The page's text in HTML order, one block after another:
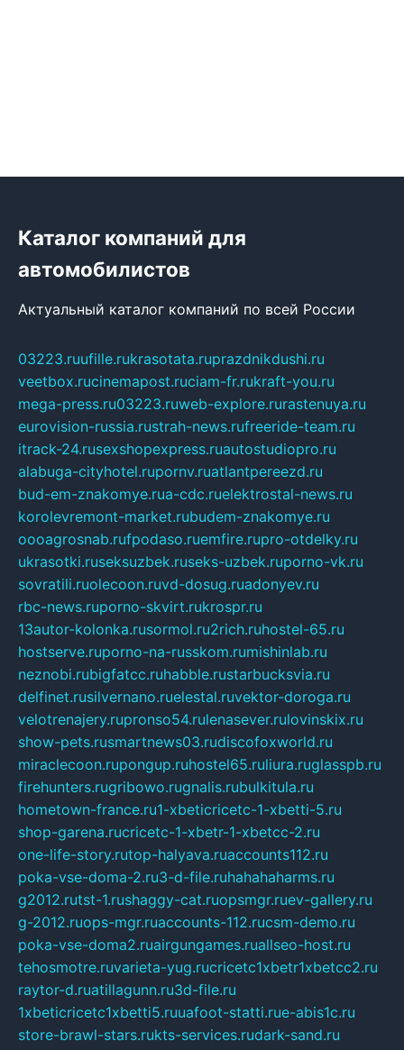
Каталог компаний для
автомобилистов
Актуальный каталог компаний по всей России
03223.ruufille.rukrasotata.ruprazdnikdushi.ru
veetbox.rucinemapost.ruciam-fr.rukraft-you.ru
mega-press.ru03223.ruweb-explore.rurastenuya.ru
eurovision-russia.rustrah-news.rufreeride-team.ru
itrack-24.rusexshopexpress.ruautostudiopro.ru
alabuga-cityhotel.rupornv.ruatlantpereezd.ru
bud-em-znakomye.rua-cdc.ruelektrostal-news.ru
korolevremont-market.rubudem-znakomye.ru
oooagrosnab.rufpodaso.ruemfire.rupro-otdelky.ru
ukrasotki.ruseksuzbek.ruseks-uzbek.ruporno-vk.ru
sovratili.ruolecoon.ruvd-dosug.ruadonyev.ru
rbc-news.ruporno-skvirt.rukrospr.ru
13autor-kolonka.rusormol.ru2rich.ruhostel-65.ru
hostserve.ruporno-na-russkom.rumishinlab.ru
neznobi.rubigfatcc.ruhabble.rustarbucksvia.ru
delfinet.rusilvernano.ruelestal.ruvektor-doroga.ru
velotrenajery.rupronso54.rulenasever.rulovinskix.ru
show-pets.rusmartnews03.rudiscofoxworld.ru
miraclecoon.rupongup.ruhostel65.ruliura.ruglasspb.ru
firehunters.rugribowo.rugnalis.rubulkitula.ru
hometown-france.ru1-xbeticricetc-1-xbetti-5.ru
shop-garena.rucricetc-1-xbetr-1-xbetcc-2.ru
one-life-story.rutop-halyava.ruaccounts112.ru
poka-vse-doma-2.ru3-d-file.ruhahahaharms.ru
g2012.rutst-1.rushaggy-cat.ruopsmgr.ruev-gallery.ru
g-2012.ruops-mgr.ruaccounts-112.rucsm-demo.ru
poka-vse-doma2.ruairgungames.ruallseo-host.ru
tehosmotre.ruvarieta-yug.rucricetc1xbetr1xbetcc2.ru
raytor-d.ruatillagunn.ru3d-file.ru
1xbeticricetc1xbetti5.ruuafoot-statti.rue-abis1c.ru
store-brawl-stars.rukts-services.rudark-sand.ru